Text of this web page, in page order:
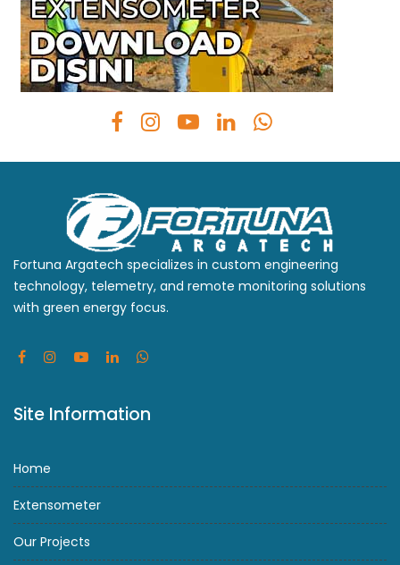
Fortuna Argatech specializes in custom engineering
technology, telemetry, and remote monitoring solutions
with green energy focus.
Site Information
Home
Extensometer
Our Projects